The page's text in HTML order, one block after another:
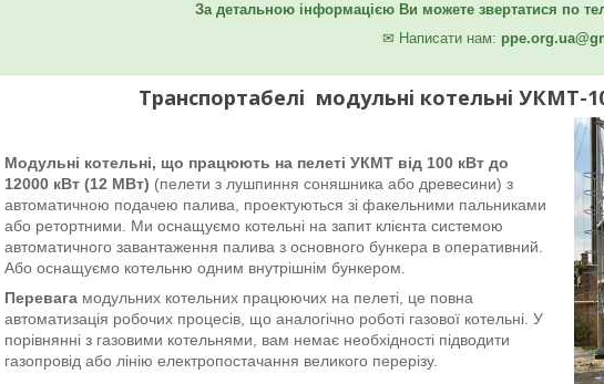
За детальною інформацією Ви можете звертатися по
✉ Написати нам:
Транспортабелi модульнi котельнi УКМТ-
Модульні котельні, що працюють на пелеті УКМТ від 100 кВт до
12000 кВт (12 МВт) (пелети з лушпиння соняшника або древесини) з
автоматичною подачею палива, проектуються зі факельними пальниками
або ретортними. Ми оснащуємо котельні на запит клієнта системою
автоматичного завантаження палива з основного бункера в оперативний.
Або оснащуємо котельню одним внутрішнім бункером.
Перевага модульних котельних працюючих на пелеті, це повна
автоматизація робочих процесів, що аналогічно роботі газової котельні. У
порівнянні з газовими котельнями, вам немає необхідності підводити
газопровід або лінію електропостачання великого перерізу.